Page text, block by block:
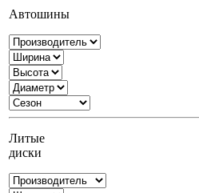
Автошины
Литые
диски